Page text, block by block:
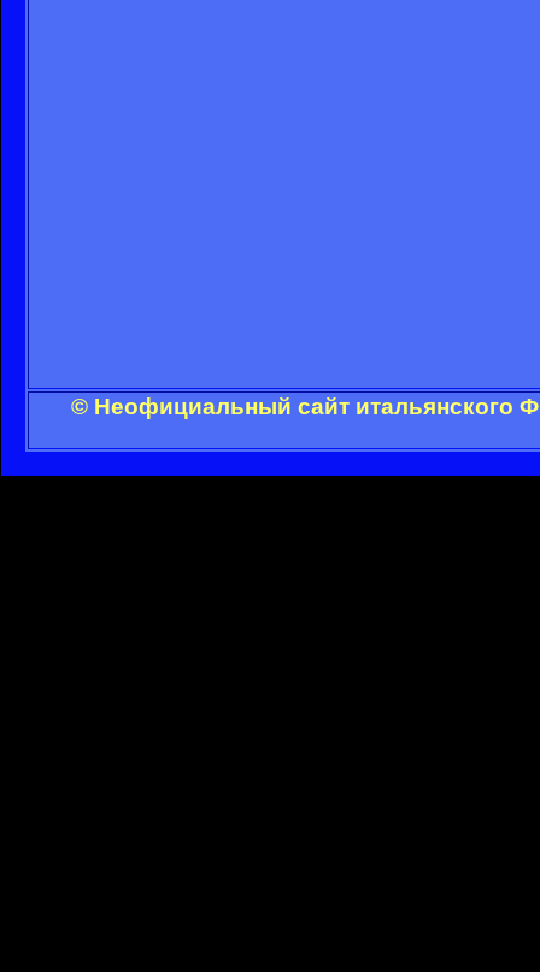
© Неофициальный сайт итальянского